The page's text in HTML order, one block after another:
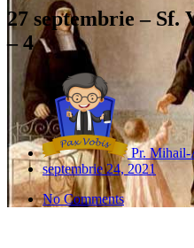
27 septembrie – Sf.
– 4
Pr.
septembrie 24, 2021
No Comments